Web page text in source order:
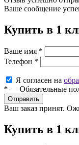
Ваше сообщение
Купить в 1
Ваше имя *
Телефон *
Я согласен на
* — Обязательные
Ваш заказ принят.
Купить в 1